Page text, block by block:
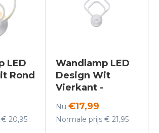
LED
Rond
20,95
Wandlamp LED
Design Wit
Vierkant -
Nu €17,99
Normale prijs € 21,95